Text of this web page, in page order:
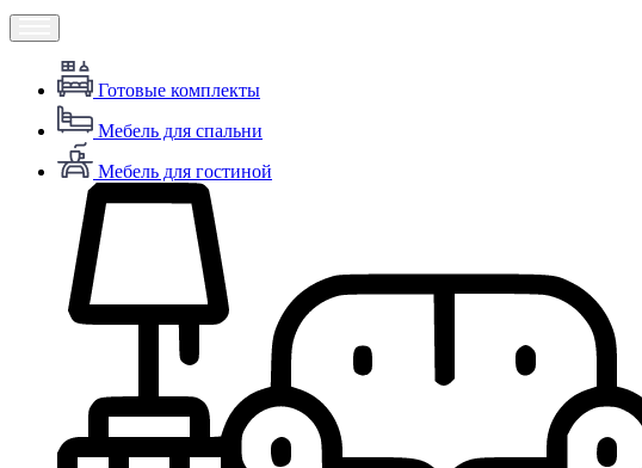
Готовые комплекты
Мебель для спальни
Мебель для гостиной